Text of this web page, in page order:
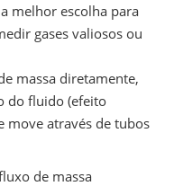
melhor escolha para
gases valiosos ou
massa diretamente,
do fluido (efeito
move através de tubos
de massa